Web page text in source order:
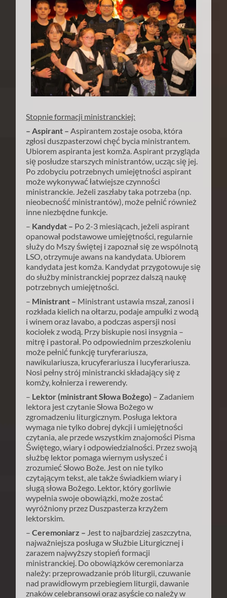
Stopnie formacji ministranckiej:
– Aspirant – Aspirantem zostaje osoba, która
zgłosi duszpasterzowi chęć bycia ministrantem.
Ubiorem aspiranta jest komża. Aspirant przygląda
się posłudze starszych ministrantów, ucząc się jej.
Po zdobyciu potrzebnych umiejętności aspirant
może wykonywać łatwiejsze czynności
ministranckie. Jeżeli zaszłaby taka potrzeba (np.
nieobecność ministrantów), może pełnić również
inne niezbędne funkcje.
– Kandydat – Po 2-3 miesiącach, jeżeli aspirant
opanował podstawowe umiejętności, regularnie
służy do Mszy świętej i zapoznał się ze wspólnotą
LSO, otrzymuje awans na kandydata. Ubiorem
kandydata jest komża. Kandydat przygotowuje się
do służby ministranckiej poprzez dalszą naukę
potrzebnych umiejętności.
– Ministrant – Ministrant ustawia mszał, zanosi i
rozkłada kielich na ołtarzu, podaje ampułki z wodą
i winem oraz lavabo, a podczas aspersji nosi
kociołek z wodą. Przy biskupie nosi insygnia –
mitrę i pastorał. Po odpowiednim przeszkoleniu
może pełnić funkcję turyferariusza,
nawikulariusza, krucyferariusza i lucyferariusza.
Nosi pełny strój ministrancki składający się z
komży, kołnierza i rewerendy.
– Lektor (ministrant Słowa Bożego) – Zadaniem
lektora jest czytanie Słowa Bożego w
zgromadzeniu liturgicznym. Posługa lektora
wymaga nie tylko dobrej dykcji i umiejętności
czytania, ale przede wszystkim znajomości Pisma
Świętego, wiary i odpowiedzialności. Przez swoją
służbę lektor pomaga wiernym usłyszeć i
zrozumieć Słowo Boże. Jest on nie tylko
czytającym tekst, ale także świadkiem wiary i
sługą słowa Bożego. Lektor, który gorliwie
wypełnia swoje obowiązki, może zostać
wyróżniony przez Duszpasterza krzyżem
lektorskim.
–Ceremoniarz – Jest to najbardziej zaszczytna,
najważniejsza posługa w Służbie Liturgicznej i
zarazem najwyższy stopień formacji
ministranckiej. Do obowiązków ceremoniarza
należy: przeprowadzanie prób liturgii, czuwanie
nad prawidłowym przebiegiem liturgii, dawanie
znaków celebransowi oraz asyście co należy w